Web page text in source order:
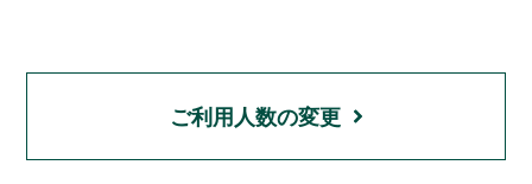
ご利用人数の変更